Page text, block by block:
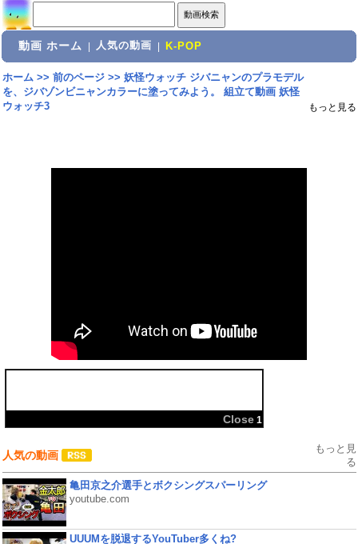
動画 ホーム 人気の動画 K-POP
ホーム>> 前のページ>> 妖怪ウォッチ ジバニャンのプラモデル
を、ジバゾンビニャンカラーに塗ってみよう。 組立て動画 妖怪
ウォッチ3
もっと見る
Close 1
人気の動画
もっと見
る
亀田京之介選手とボクシングスパーリング
youtube.com
UUUMを脱退するYouTuber多くね?